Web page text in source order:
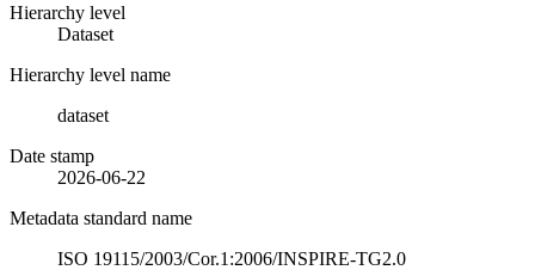
Hierarchy level
Dataset
Hierarchy level name
dataset
Date stamp
2026-06-22
Metadata standard name
ISO 19115/2003/Cor.1:2006/INSPIRE-TG2.0